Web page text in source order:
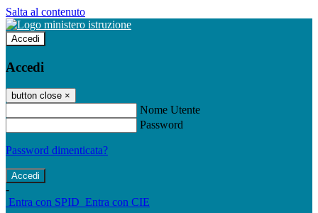
Salta al contenuto
Accedi
Accedi
button close ×
Nome Utente
Password
Password dimenticata?
-
Entra con SPID Entra con CIE